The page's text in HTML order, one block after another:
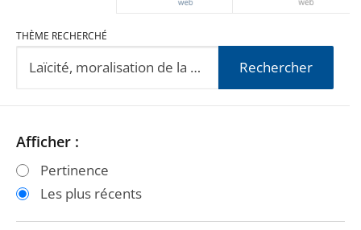
THÈME RECHERCHÉ
Rechercher
Passer
les
filtres
Passer
les
filtres
Afficher :
Pertinence
Les plus récents